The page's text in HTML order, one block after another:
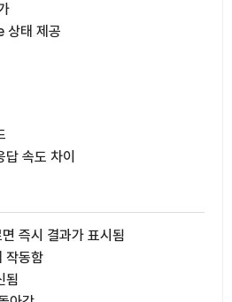
태 제공
속도 차이
즉시 결과가 표시됨
작동함
됨